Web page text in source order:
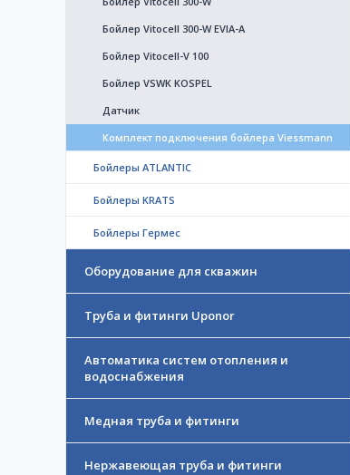
Бойлер Vitocell 300-W EVIA-A
Бойлер Vitocell-V 100
Бойлер VSWK KOSPEL
Датчик
Комплект подключения бойлера Viessmann
Бойлеры ATLANTIC
Бойлеры KRATS
Бойлеры Гермес
Оборудование для скважин
Труба и фитинги Uponor
Автоматика систем отопления и
водоснабжения
Медная труба и фитинги
Нержавеющая труба и фитинги